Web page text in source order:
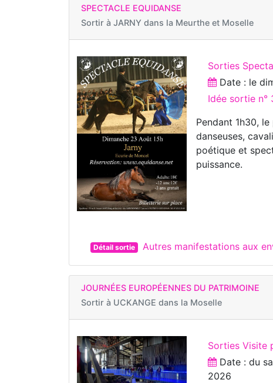
SPECTACLE EQUIDANSE
Sortir à JARNY dans la Meurthe et Moselle
Sorties
Date : le
Idée sortie n°
Pendant 1h30,
danseuses,
poétique et
puissance.
Détail sortie Autres manifestations aux
JOURNÉES EUROPÉENNES DU PATRIMOINE
Sortir à UCKANGE dans la Moselle
Sorties Visite
Date : du
2026